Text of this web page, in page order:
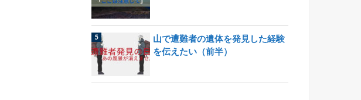
山で遭難者の遺体を発見した経験
を伝えたい（前半）